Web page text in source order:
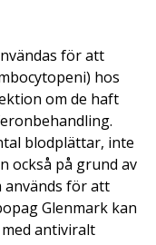
för att
hos
om de haft
blodplättar, inte
också på grund av
används för att
Glenmark kan
antiviralt